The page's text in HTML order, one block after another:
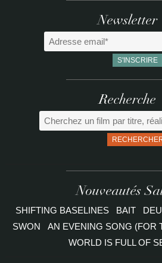
Newsletter
Recherche
Nouveautés
SHIFTING BASELINES BAIT
SWON
AN EVENING SONG (FOR
WORLD IS FULL OF